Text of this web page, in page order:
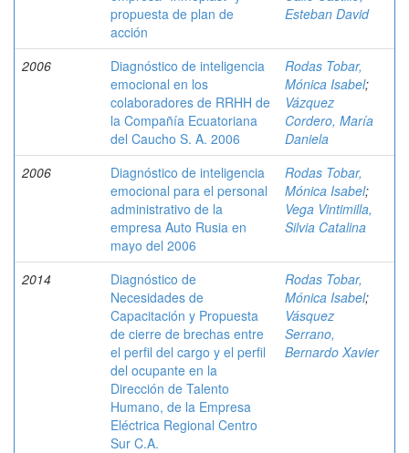
propuesta de plan de
acción
Esteban David
2006
Diagnóstico de inteligencia
emocional en los
colaboradores de RRHH de
la Compañía Ecuatoriana
del Caucho S. A. 2006
Rodas Tobar,
Mónica Isabel;
Vázquez
Cordero, María
Daniela
2006
Diagnóstico de inteligencia
emocional para el personal
administrativo de la
empresa Auto Rusia en
mayo del 2006
Rodas Tobar,
Mónica Isabel;
Vega Vintimilla,
Silvia Catalina
2014
Diagnóstico de
Necesidades de
Capacitación y Propuesta
de cierre de brechas entre
el perfil del cargo y el perfil
del ocupante en la
Dirección de Talento
Humano, de la Empresa
Eléctrica Regional Centro
Sur C.A.
Rodas Tobar,
Mónica Isabel;
Vásquez
Serrano,
Bernardo Xavier